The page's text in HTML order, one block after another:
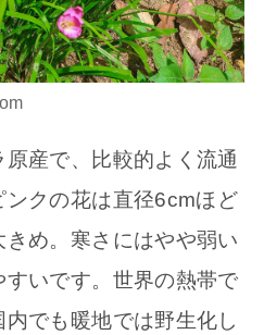
産で、比較的よく流通
ンクの花は直径6cmほど
め。寒さにはやや弱い
いです。世界の熱帯で
でも暖地では野生化し